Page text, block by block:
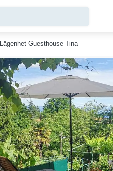
Lägenhet Guesthouse Tina